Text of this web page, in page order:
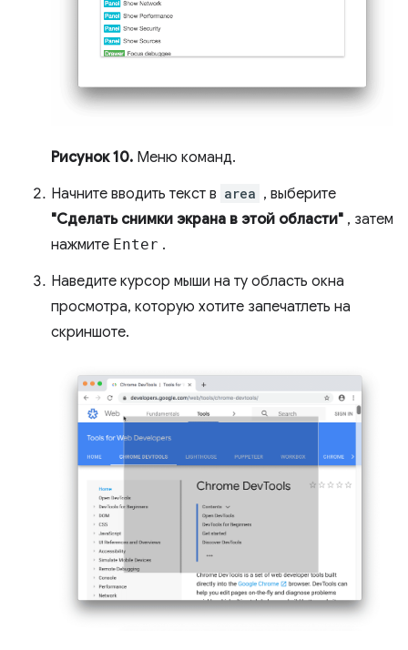
Рисунок 10. Меню команд.
Начните вводить текст в area , выберите
"Сделать снимки экрана в этой области" , затем
нажмите Enter .
Наведите курсор мыши на ту область окна
просмотра, которую хотите запечатлеть на
скриншоте.